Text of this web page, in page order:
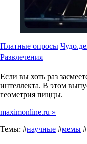
Платные опросы
Развлечения
Если вы хоть раз
интеллекта. В этом
геометрия пиццы.
maximonline.ru »
Темы: #научные #мемы #